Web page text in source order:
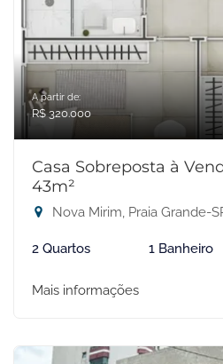
A partir de:
R$ 320.000
Casa Sobreposta à
43m²
Nova Mirim, Praia Grande-
2 Quartos 1 Banheiro
Mais informações